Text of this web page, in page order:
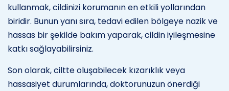
kullanmak, cildinizi korumanın en etkili yollarından
biridir. Bunun yanı sıra, tedavi edilen bölgeye nazik ve
hassas bir şekilde bakım yaparak, cildin iyileşmesine
katkı sağlayabilirsiniz.
Son olarak, ciltte oluşabilecek kızarıklık veya
hassasiyet durumlarında, doktorunuzun önerdiği